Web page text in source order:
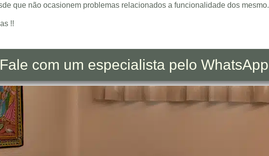
que não ocasionem problemas relacionados a funcionalidade dos mesmo.
!!
Fale com um especialista pelo WhatsApp